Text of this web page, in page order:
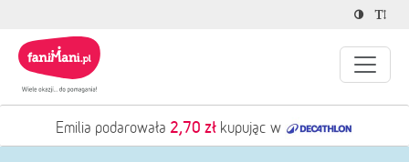
Emilia podarowała 2,70 zł kupując w